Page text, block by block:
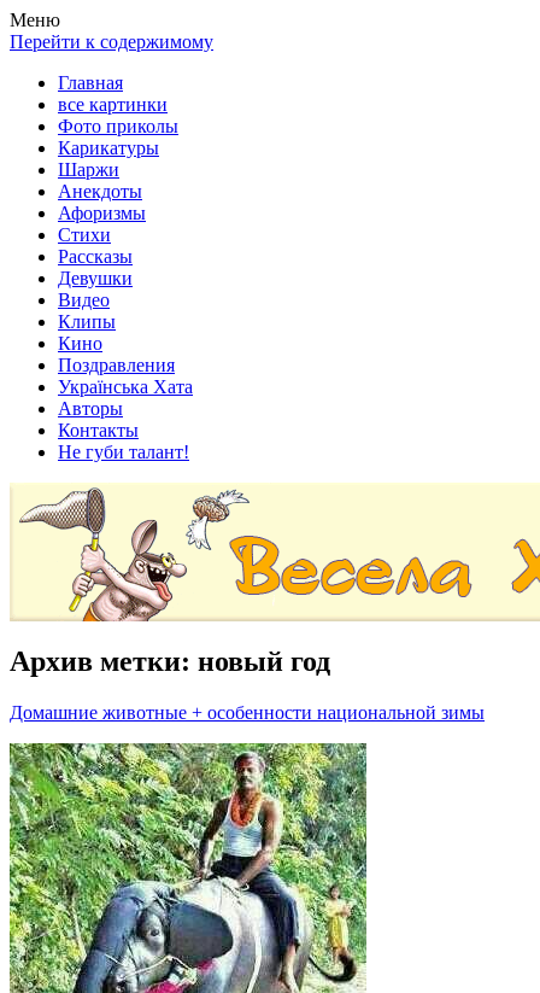
Весела хата — прикольные картинки, смешные истории,
клипы!
Покажем всем ваши фото приколы, карикатуры, шаржи, стихи,
рассказы, видео и песни!
Меню
Перейти к содержимому
Главная
все картинки
Фото приколы
Карикатуры
Шаржи
Анекдоты
Афоризмы
Стихи
Рассказы
Девушки
Видео
Клипы
Кино
Поздравления
Українська Хата
Авторы
Контакты
Не губи талант!
Архив метки: новый год
Домашние животные + особенности национальной зимы